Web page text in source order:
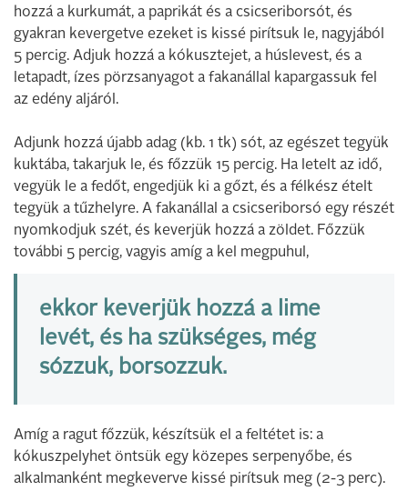
hozzá a kurkumát, a paprikát és a csicseriborsót, és
gyakran kevergetve ezeket is kissé pirítsuk le, nagyjából
5 percig. Adjuk hozzá a kókusztejet, a húslevest, és a
letapadt, ízes pörzsanyagot a fakanállal kapargassuk fel
az edény aljáról.
Adjunk hozzá újabb adag (kb. 1 tk) sót, az egészet tegyük
kuktába, takarjuk le, és főzzük 15 percig. Ha letelt az idő,
vegyük le a fedőt, engedjük ki a gőzt, és a félkész ételt
tegyük a tűzhelyre. A fakanállal a csicseriborsó egy részét
nyomkodjuk szét, és keverjük hozzá a zöldet. Főzzük
további 5 percig, vagyis amíg a kel megpuhul,
ekkor keverjük hozzá a lime
levét, és ha szükséges, még
sózzuk, borsozzuk.
Amíg a ragut főzzük, készítsük el a feltétet is: a
kókuszpelyhet öntsük egy közepes serpenyőbe, és
alkalmanként megkeverve kissé pirítsuk meg (2-3 perc).